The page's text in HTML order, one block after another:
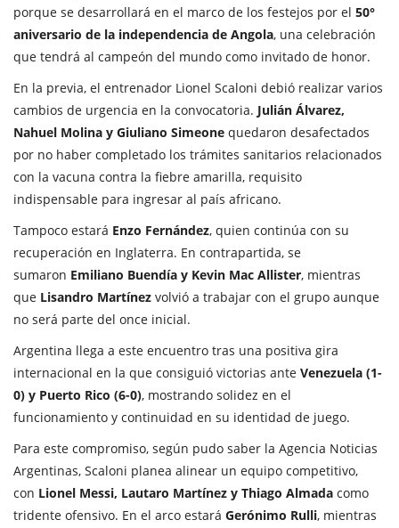
porque se desarrollará en el marco de los festejos por el 50°
aniversario de la independencia de Angola, una celebración
que tendrá al campeón del mundo como invitado de honor.
En la previa, el entrenador Lionel Scaloni debió realizar varios
cambios de urgencia en la convocatoria. Julián Álvarez,
Nahuel Molina y Giuliano Simeone quedaron desafectados
por no haber completado los trámites sanitarios relacionados
con la vacuna contra la fiebre amarilla, requisito
indispensable para ingresar al país africano.
Tampoco estará Enzo Fernández, quien continúa con su
recuperación en Inglaterra. En contrapartida, se
sumaron Emiliano Buendía y Kevin Mac Allister, mientras
que Lisandro Martínez volvió a trabajar con el grupo aunque
no será parte del once inicial.
Argentina llega a este encuentro tras una positiva gira
internacional en la que consiguió victorias ante Venezuela (1-
0) y Puerto Rico (6-0), mostrando solidez en el
funcionamiento y continuidad en su identidad de juego.
Para este compromiso, según pudo saber la Agencia Noticias
Argentinas, Scaloni planea alinear un equipo competitivo,
con Lionel Messi, Lautaro Martínez y Thiago Almada como
tridente ofensivo. En el arco estará Gerónimo Rulli, mientras